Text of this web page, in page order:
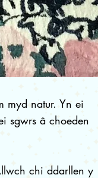
myd natur. Yn ei
sgwrs â choeden
chi ddarllen y